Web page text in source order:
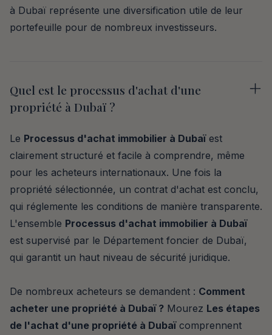
à Dubaï représente une diversification utile de leur
portefeuille pour de nombreux investisseurs.
Quel est le processus d'achat d'une
propriété à Dubaï ?
Le Processus d'achat immobilier à Dubaïest
clairement structuré et facile à comprendre, même
pour les acheteurs internationaux. Une fois la
propriété sélectionnée, un contrat d'achat est conclu,
qui réglemente les conditions de manière transparente.
L'ensemble Processus d'achat immobilier à Dubaï
est supervisé par le Département foncier de Dubaï,
qui garantit un haut niveau de sécurité juridique.
De nombreux acheteurs se demandent : Comment
acheter une propriété à Dubaï ? Mourez Les étapes
de l'achat d'une propriété à Dubaïcomprennent